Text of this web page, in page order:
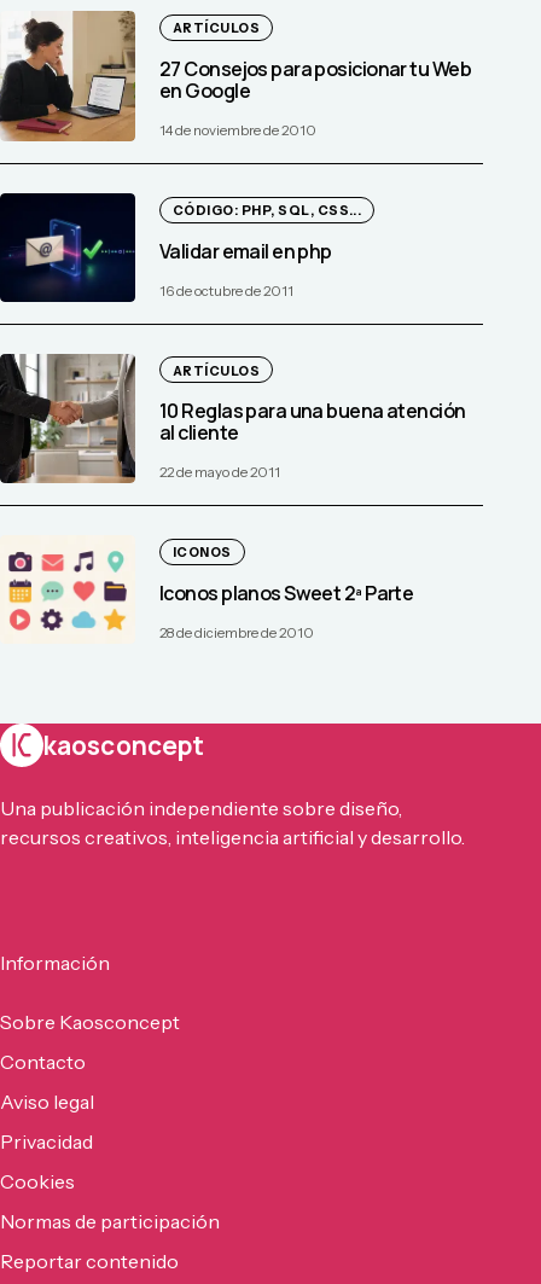
ARTÍCULOS
27 Consejos para posicionar tu Web
en Google
14 de noviembre de 2010
CÓDIGO: PHP, SQL, CSS...
Validar email en php
16 de octubre de 2011
ARTÍCULOS
10 Reglas para una buena atención
al cliente
22 de mayo de 2011
ICONOS
Iconos planos Sweet 2ª Parte
28 de diciembre de 2010
kaosconcept
Una publicación independiente sobre diseño,
recursos creativos, inteligencia artificial y desarrollo.
Información
Sobre Kaosconcept
Contacto
Aviso legal
Privacidad
Cookies
Normas de participación
Reportar contenido